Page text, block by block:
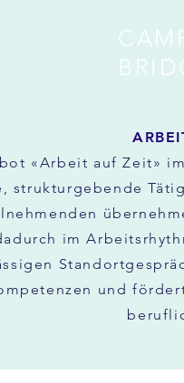
«Arbeit auf Zeit»
strukturgebende
im
und